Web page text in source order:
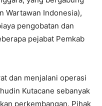
Wartawan Indonesia),
pengobatan dan
pejabat Pemkab
dan menjalani operasi
Kutacane sebanyak
perkembangan. Pihak